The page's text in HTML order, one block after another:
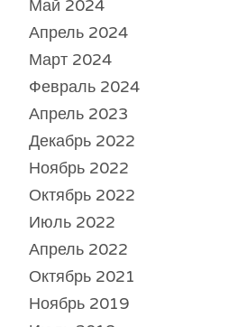
Май 2024
Апрель 2024
Март 2024
Февраль 2024
Апрель 2023
Декабрь 2022
Ноябрь 2022
Октябрь 2022
Июль 2022
Апрель 2022
Октябрь 2021
Ноябрь 2019